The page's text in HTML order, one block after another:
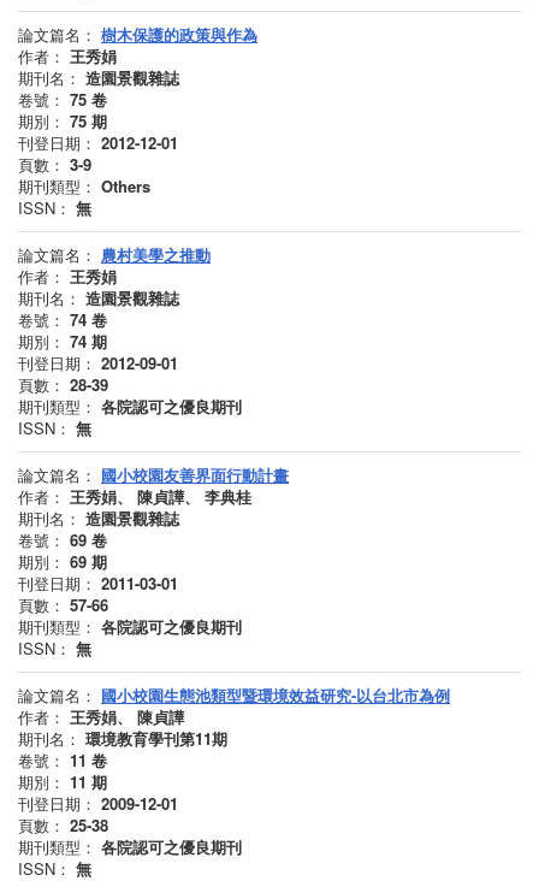
論文篇名： 樹木保護的政策與作為
作者： 王秀娟
期刊名： 造園景觀雜誌
卷號： 75 卷
期別： 75 期
刊登日期： 2012-12-01
頁數： 3-9
期刊類型： Others
ISSN： 無
論文篇名： 農村美學之推動
作者： 王秀娟
期刊名： 造園景觀雜誌
卷號： 74 卷
期別： 74 期
刊登日期： 2012-09-01
頁數： 28-39
期刊類型： 各院認可之優良期刊
ISSN： 無
論文篇名： 國小校園友善界面行動計畫
作者： 王秀娟、 陳貞譁、 李典桂
期刊名： 造園景觀雜誌
卷號： 69 卷
期別： 69 期
刊登日期： 2011-03-01
頁數： 57-66
期刊類型： 各院認可之優良期刊
ISSN： 無
論文篇名： 國小校園生態池類型暨環境效益研究-以台北市為例
作者： 王秀娟、 陳貞譁
期刊名： 環境教育學刊第11期
卷號： 11 卷
期別： 11 期
刊登日期： 2009-12-01
頁數： 25-38
期刊類型： 各院認可之優良期刊
ISSN： 無